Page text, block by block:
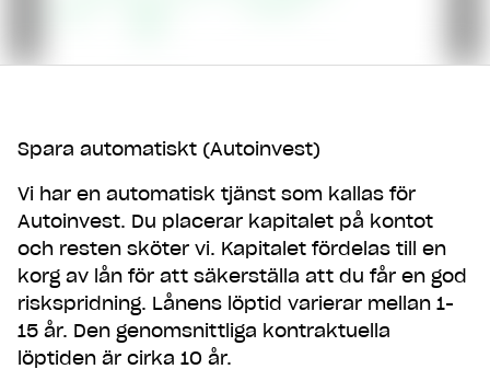
Spara automatiskt (Autoinvest)
Vi har en automatisk tjänst som kallas för
Autoinvest. Du placerar kapitalet på kontot
och resten sköter vi. Kapitalet fördelas till en
korg av lån för att säkerställa att du får en god
riskspridning. Lånens löptid varierar mellan 1-
15 år. Den genomsnittliga kontraktuella
löptiden är cirka 10 år.